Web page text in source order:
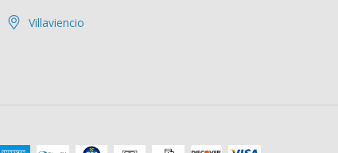
Villaviencio